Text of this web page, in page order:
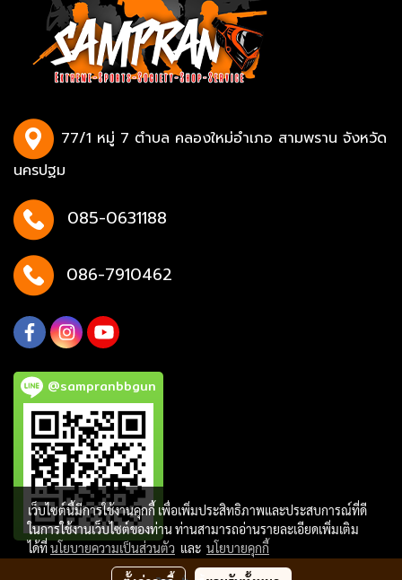
77/1 หมู่ 7 ตำบล คลองใหม่อำเภอ สามพราน จังหวัด
นครปฐม
085-0631188
086-7910462
@sampranbbgun
เว็บไซต์นี้มีการใช้งานคุกกี้ เพื่อเพิ่มประสิทธิภาพและประสบการณ์ที่ดี
ในการใช้งานเว็บไซต์ของท่าน ท่านสามารถอ่านรายละเอียดเพิ่มเติม
ได้ที่นโยบายความเป็นส่วนตัว และ นโยบายคุกกี้